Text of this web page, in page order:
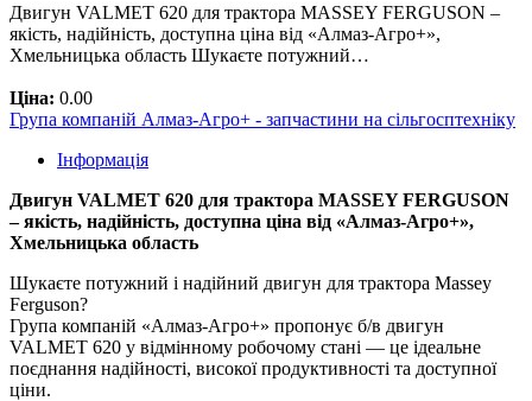
Двигун VALMET 620 для трактора MASSEY FERGUSON –
якість, надійність, доступна ціна від «Алмаз-Агро+»,
Хмельницька область Шукаєте потужний…
Ціна: 0.00
Група компаній Алмаз-Агро+ - запчастини на сільгосптехніку
Інформація
Двигун VALMET 620 для трактора MASSEY FERGUSON
– якість, надійність, доступна ціна від «Алмаз-Агро+»,
Хмельницька область
Шукаєте потужний і надійний двигун для трактора Massey
Ferguson?
Група компаній «Алмаз-Агро+» пропонує б/в двигун
VALMET 620 у відмінному робочому стані — це ідеальне
поєднання надійності, високої продуктивності та доступної
ціни.